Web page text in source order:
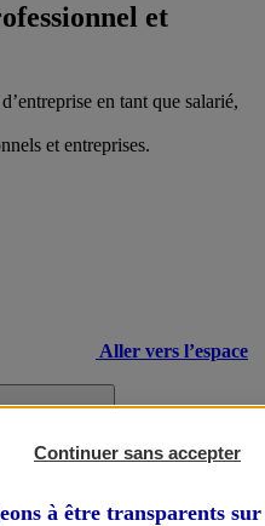
et
en tant que salarié,
et entreprises.
Aller vers l’espace
Continuer sans accepter
à être transparents